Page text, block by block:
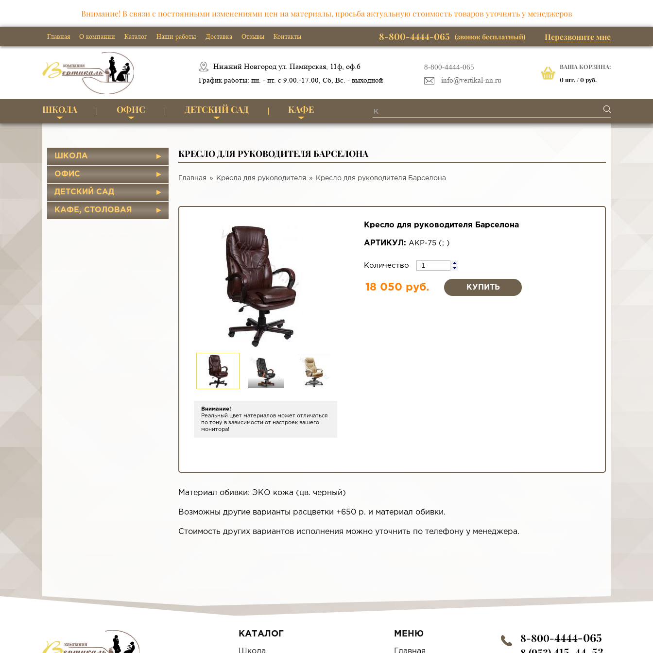
Внимание! В связи с постоянными изменениями цен на материалы, просьба актуальную стоимость товаров уточнять у менеджеров
Главная О компании Каталог Наши работы Доставка Отзывы Контакты 8-800-4444-065 (звонок бесплатный) Перезвоните мне
Нижний Новгород ул. Памирская, 11ф, оф.6
График работы: пн. - пт. с 9.00.-17.00, Сб, Вс. - выходной
8-800-4444-065
info@vertikal-nn.ru
ВАША КОРЗИНА:
0шт. /0 руб.
ШКОЛА ОФИС ДЕТСКИЙ САД КАФЕ
ШКОЛА
ОФИС
ДЕТСКИЙ САД
КАФЕ, СТОЛОВАЯ
КРЕСЛО ДЛЯ РУКОВОДИТЕЛЯ БАРСЕЛОНА
Главная Кресла для руководителя Кресло для руководителя Барселона
Внимание!
Реальный цвет материалов может отличаться
по тону в зависимости от настроек вашего
монитора!
Кресло для руководителя Барселона
АРТИКУЛ: АКР-75 ( ; )
Количество
18 050 руб.
Материал обивки: ЭКО кожа (цв. черный)
Возможны другие варианты расцветки +650 р. и материал обивки.
Стоимость других вариантов исполнения можно уточнить по телефону у менеджера.
КАТАЛОГ
Школа
МЕНЮ
Главная
8-800-4444-065